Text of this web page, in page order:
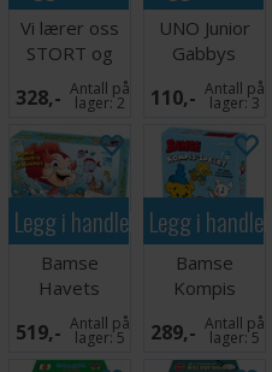
Vi lærer oss
STORT og
morsomt
328,- Antall på
lager:2
UNO Junior
Gabbys
Dollhouse
Kortspill
110,- Antall på
lager:3
Legg i handlekurven
Bamse
Havets
Hemlighet -
SVENSK
519,- Antall på
lager:5
Legg i
Bamse
Kompis
spelet -
SVENSK
289,- Antall på
lager:5